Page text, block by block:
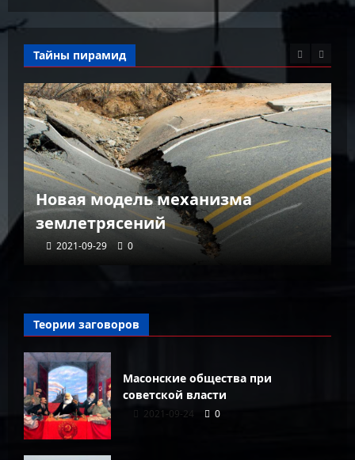
Тайны пирамид
Новая модель механизма
землетрясений
2021-09-29 0
Теории заговоров
Масонские общества при
советской власти
2021-09-24 0